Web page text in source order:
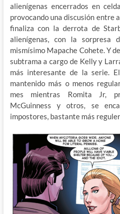
alienígenas encerrados en
provocando una discusión entre
finaliza con la derrota de
alienígenas, con la
mismísimo Mapache Cohete. Y
subtrama a cargo de Kelly y
más interesante de la serie.
mantenido más o menos
mes mientras Romita Jr,
McGuinness y otros, se
impostores, bastante más